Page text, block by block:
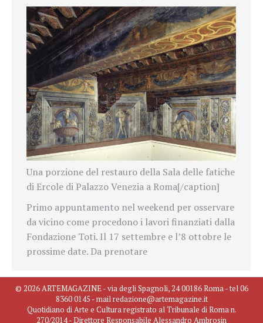
Una porzione del restauro della Sala delle fatiche
di Ercole di Palazzo Venezia a Roma[/caption]
Primo appuntamento nel weekend per osservare
da vicino come procedono i lavori finanziati dalla
Fondazione Toti. Il 17 settembre e l’8 ottobre le
prossime date. Da prenotare
© 2026 ARTEMAGAZINE - via degli Spagnoli, 24 00186 Roma - tel 06
8360 0145 - mail redazione@artemagazine.it
Quotidiano di Arte e Cultura registrato al Tribunale di Roma n.
270/2014 - Direttore Responsabile Alessandro Ambrosin